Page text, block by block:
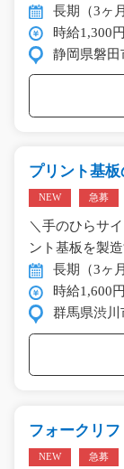
長期（3ヶ
時給1,300円
静岡県磐田
プリント基
NEW 急募
＼手のひらサ
ント基板を製
長期（3ヶ
時給1,600円
群馬県渋川
フォークリ
NEW 急募